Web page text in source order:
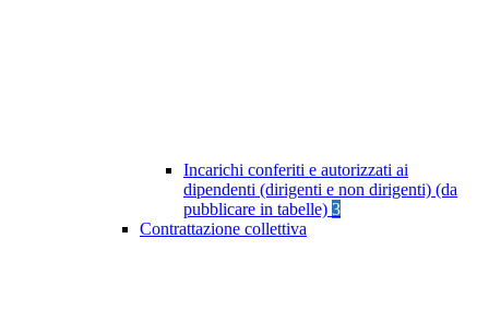
Incarichi conferiti e autorizzati ai
dipendenti (dirigenti e non dirigenti) (da
pubblicare in tabelle) 3
Contrattazione collettiva